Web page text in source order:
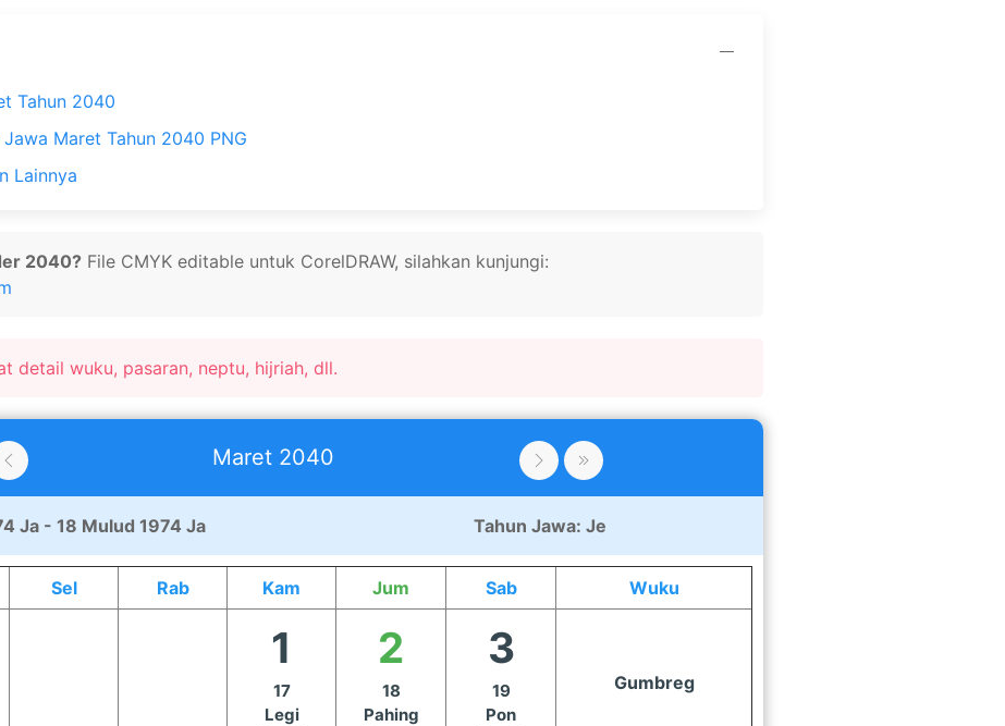
Tahun 2040
Maret Tahun 2040 PNG
Lainnya
2040? File CMYK editable untuk CorelDRAW, silahkan kunjungi:
detail wuku, pasaran, neptu, hijriah, dll.
Maret 2040
Ja - 18 Mulud 1974 Ja Tahun Jawa: Je
Sel Rab Kam Jum Sab Wuku
1
17
Legi
2
18
Pahing
3
19
Pon
Gumbreg